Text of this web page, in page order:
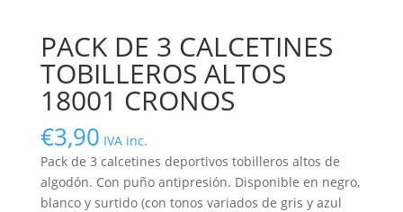
PACK DE 3 CALCETINES
TOBILLEROS ALTOS
18001 CRONOS
€3,90 IVA inc.
Pack de 3 calcetines deportivos tobilleros altos de
algodón. Con puño antipresión. Disponible en negro,
blanco y surtido (con tonos variados de gris y azul